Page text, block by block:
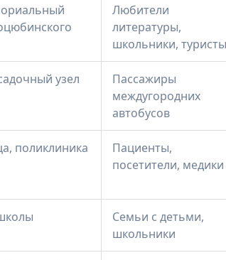
Любители
литературы,
школьники, туристы
узел
Пассажиры
междугородних
автобусов
поликлиника
Пациенты,
посетители, медики
Семьи с детьми,
школьники